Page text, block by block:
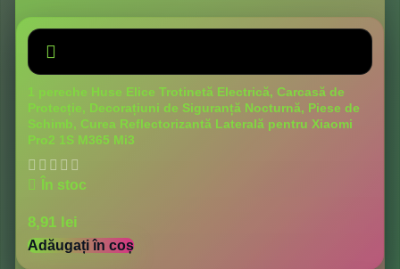
1 pereche Huse Elice Trotinetă Electrică, Carcasă de
Protecție, Decorațiuni de Siguranță Nocturnă, Piese de
Schimb, Curea Reflectorizantă Laterală pentru Xiaomi
Pro2 1S M365 Mi3
În stoc
8,91 lei
Adăugați în coș